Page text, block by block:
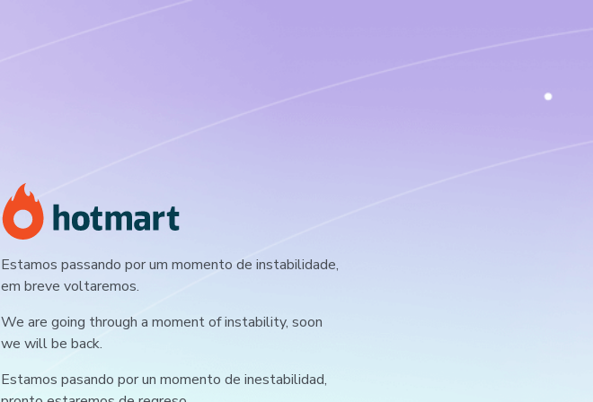
Estamos passando por um momento de instabilidade,
em breve voltaremos.
We are going through a moment of instability, soon
we will be back.
Estamos pasando por un momento de inestabilidad,